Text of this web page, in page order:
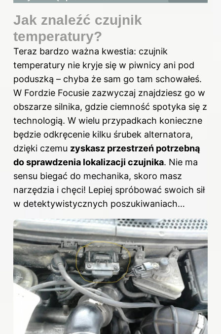
Jak znaleźć czujnik
temperatury?
Teraz bardzo ważna kwestia: czujnik
temperatury nie kryje się w piwnicy ani pod
poduszką – chyba że sam go tam schowałeś.
W Fordzie Focusie zazwyczaj znajdziesz go w
obszarze silnika, gdzie ciemność spotyka się z
technologią. W wielu przypadkach konieczne
będzie odkręcenie kilku śrubek alternatora,
dzięki czemu zyskasz przestrzeń potrzebną
do sprawdzenia lokalizacji czujnika. Nie ma
sensu biegać do mechanika, skoro masz
narzędzia i chęci! Lepiej spróbować swoich sił
w detektywistycznych poszukiwaniach…